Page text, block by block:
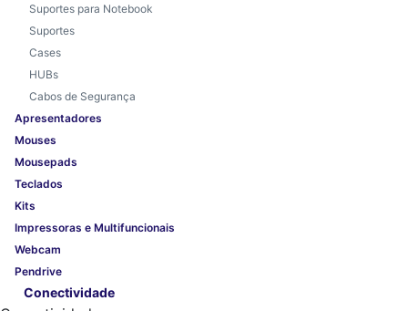
Suportes para Notebook
Suportes
Cases
HUBs
Cabos de Segurança
Apresentadores
Mouses
Mousepads
Teclados
Kits
Impressoras e Multifuncionais
Webcam
Pendrive
Conectividade